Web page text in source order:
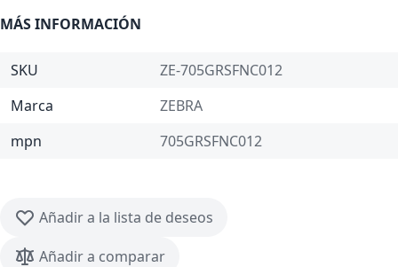
MÁS INFORMACIÓN
SKU
ZE-705GRSFNC012
Marca
ZEBRA
mpn
705GRSFNC012
Añadir a la lista de deseos
Añadir a comparar